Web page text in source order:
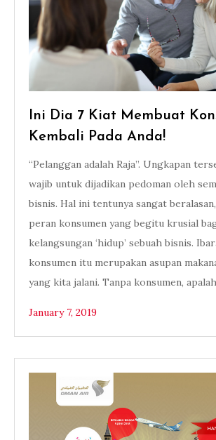
Ini Dia 7 Kiat Membuat
Kembali Pada Anda!
“Pelanggan adalah Raja”. Ungkapan
wajib untuk dijadikan pedoman oleh
bisnis. Hal ini tentunya sangat
peran konsumen yang begitu krusial
kelangsungan ‘hidup’ sebuah bisnis.
konsumen itu merupakan asupan
yang kita jalani. Tanpa konsumen,
January 7, 2019